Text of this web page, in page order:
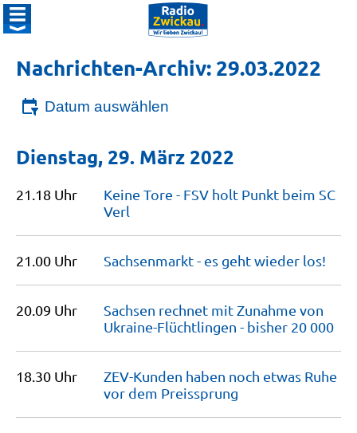
Nachrichten-Archiv: 29.03.2022
Datum auswählen
Dienstag, 29. März 2022
21.18 Uhr
Keine Tore - FSV holt Punkt beim SC
Verl
21.00 Uhr Sachsenmarkt - es geht wieder los!
20.09 Uhr
Sachsen rechnet mit Zunahme von
Ukraine-Flüchtlingen - bisher 20 000
18.30 Uhr
ZEV-Kunden haben noch etwas Ruhe
vor dem Preissprung